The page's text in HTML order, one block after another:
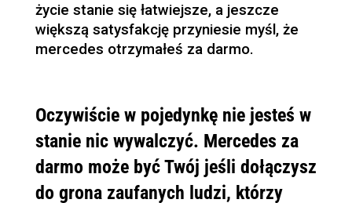
życie stanie się łatwiejsze, a jeszcze
większą satysfakcję przyniesie myśl, że
mercedes otrzymałeś za darmo.
Oczywiście w pojedynkę nie jesteś w
stanie nic wywalczyć. Mercedes za
darmo może być Twój jeśli dołączysz
do grona zaufanych ludzi, którzy